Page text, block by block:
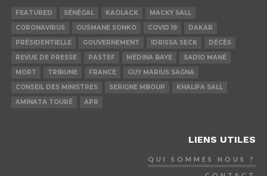
FEATURED SÉNÉGAL KAOLACK
MACKY SALL
CORONAVIRUS
OUSMANE SONKO COVID 19
DAKAR
PRÉSIDENTIELLE
GOUVERNEMENT IDRISSA SECK
DÉCÈS
REVUE DE PRESSE
PASTEF MÉDINA BAYE
SADIO MANÉ
MORT
TRIBUNE FRANCE
GUY MARIUS SAGNA
CONSEIL DES MINISTRES
SERIGNE MBOUP
KHALIFA SALL
AMINATA TOURÉ
APR
LIENS UTILES
QUI SOMMES NOUS ?